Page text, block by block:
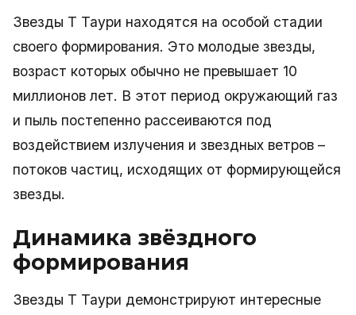
Звезды Т Таури находятся на особой стадии
своего формирования. Это молодые звезды,
возраст которых обычно не превышает 10
миллионов лет. В этот период окружающий газ
и пыль постепенно рассеиваются под
воздействием излучения и звездных ветров –
потоков частиц, исходящих от формирующейся
звезды.
Динамика звёздного
формирования
Звезды Т Таури демонстрируют интересные